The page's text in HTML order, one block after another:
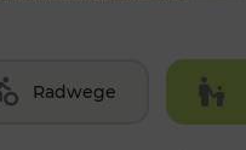
Radwege